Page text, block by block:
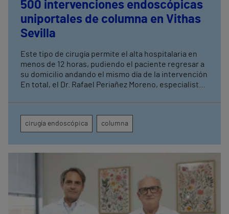
500 intervenciones endoscópicas
uniportales de columna en Vithas
Sevilla
Este tipo de cirugía permite el alta hospitalaria en
menos de 12 horas, pudiendo el paciente regresar a
su domicilio andando el mismo día de la intervención
En total, el Dr. Rafael Periañez Moreno, especialista
a lo largo de diez años de actividad en el centro
cirugía endoscópica columna